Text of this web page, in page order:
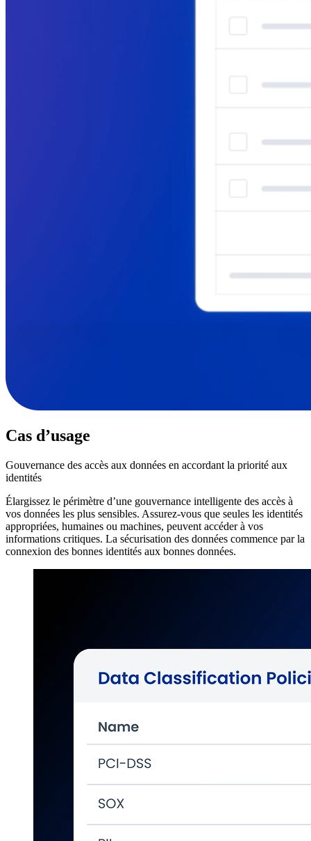
Cas d’usage
Gouvernance des accès aux données en accordant la priorité aux
identités
Élargissez le périmètre d’une gouvernance intelligente des accès à
vos données les plus sensibles. Assurez-vous que seules les identités
appropriées, humaines ou machines, peuvent accéder à vos
informations critiques. La sécurisation des données commence par la
connexion des bonnes identités aux bonnes données.